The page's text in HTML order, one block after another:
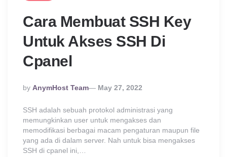
Cara Membuat SSH Key
Untuk Akses SSH Di
Cpanel
Posted
By
By AnymHost Team May 27, 2022
SSH adalah sebuah protokol administrasi yang
memungkinkan user untuk mengakses dan
memodifikasi berbagai macam pengaturan maupun file
yang ada di dalam server. Nah untuk bisa mengakses
SSH di cpanel ini,…